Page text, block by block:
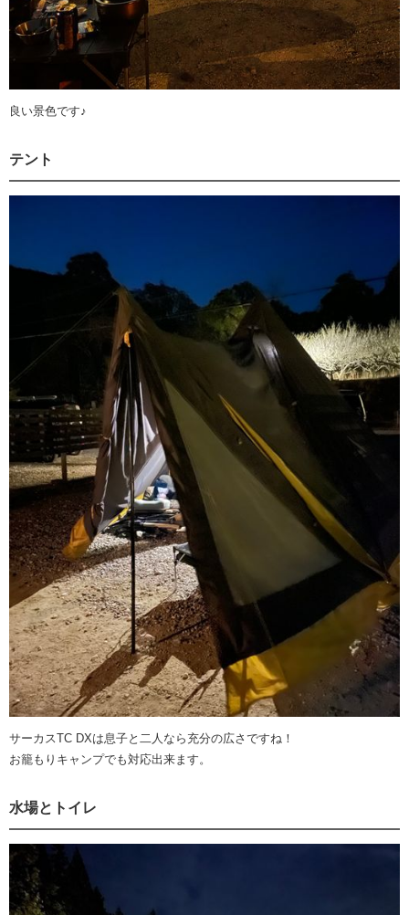
良い景色です♪
テント
サーカスTC DXは息子と二人なら充分の広さですね！
お籠もりキャンプでも対応出来ます。
水場とトイレ